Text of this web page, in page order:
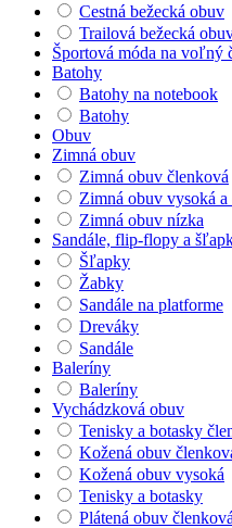
Cestná bežecká obuv
Trailová bežecká
Športová móda na voľný
Batohy
Batohy na notebook
Batohy
Obuv
Zimná obuv
Zimná obuv členková
Zimná obuv vysoká
Zimná obuv nízka
Sandále, flip-flopy a
Šľapky
Žabky
Sandále na platforme
Dreváky
Sandále
Baleríny
Baleríny
Vychádzková obuv
Tenisky a botasky
Kožená obuv
Kožená obuv vysoká
Tenisky a botasky
Plátená obuv členková